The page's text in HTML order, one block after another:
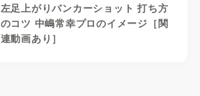
左足上がりバンカーショット 打ち方
のコツ 中嶋常幸プロのイメージ［関
連動画あり］